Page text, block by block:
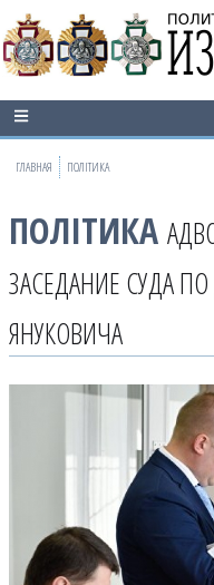
ГЛАВНАЯ ПОЛІТИКА
ПОЛІТИКА
ЗАСЕДАНИЕ СУДА
ЯНУКОВИЧА